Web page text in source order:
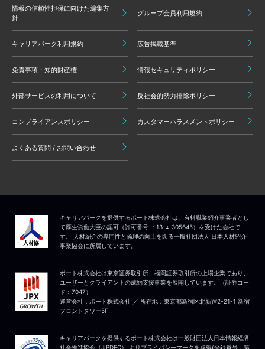
情報の信頼性担保に向けた編集方
針
グループ会員利用規約
キャリアパーク利用規約 広告掲載基準
免責事項・知的財産権 情報セキュリティポリシー
外部サービスの利用について 反社会的勢力排除ポリシー
コンプライアンスポリシー カスタマーハラスメントポリシー
よくある質問 / お問い合わせ